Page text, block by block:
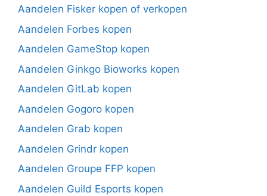
Aandelen Fisker kopen of verkopen
Aandelen Forbes kopen
Aandelen GameStop kopen
Aandelen Ginkgo Bioworks kopen
Aandelen GitLab kopen
Aandelen Gogoro kopen
Aandelen Grab kopen
Aandelen Grindr kopen
Aandelen Groupe FFP kopen
Aandelen Guild Esports kopen